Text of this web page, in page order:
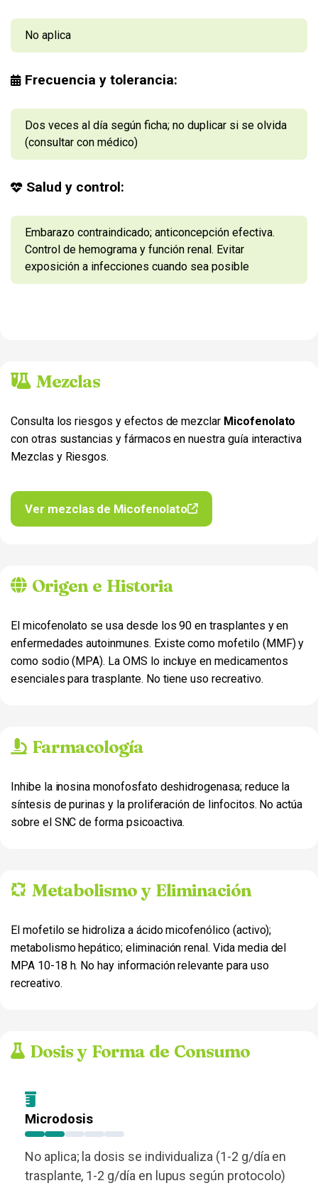
No aplica
Frecuencia y tolerancia:
Dos veces al día según ficha; no duplicar si se olvida
(consultar con médico)
Salud y control:
Embarazo contraindicado; anticoncepción efectiva.
Control de hemograma y función renal. Evitar
exposición a infecciones cuando sea posible
Mezclas
Consulta los riesgos y efectos de mezclar Micofenolato
con otras sustancias y fármacos en nuestra guía interactiva
Mezclas y Riesgos.
Ver mezclas de Micofenolato
Origen e Historia
El micofenolato se usa desde los 90 en trasplantes y en
enfermedades autoinmunes. Existe como mofetilo (MMF) y
como sodio (MPA). La OMS lo incluye en medicamentos
esenciales para trasplante. No tiene uso recreativo.
Farmacología
Inhibe la inosina monofosfato deshidrogenasa; reduce la
síntesis de purinas y la proliferación de linfocitos. No actúa
sobre el SNC de forma psicoactiva.
Metabolismo y Eliminación
El mofetilo se hidroliza a ácido micofenólico (activo);
metabolismo hepático; eliminación renal. Vida media del
MPA 10-18 h. No hay información relevante para uso
recreativo.
Dosis y Forma de Consumo
Microdosis
No aplica; la dosis se individualiza (1-2 g/día en
trasplante, 1-2 g/día en lupus según protocolo)